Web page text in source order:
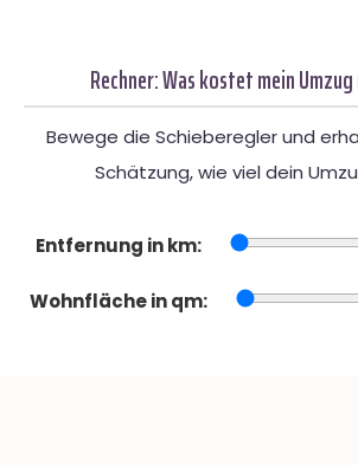
Rechner: Was kostet mein
Bewege die Schieberegler und
Schätzung, wie viel dein
Entfernung in km:
Wohnfläche in qm: